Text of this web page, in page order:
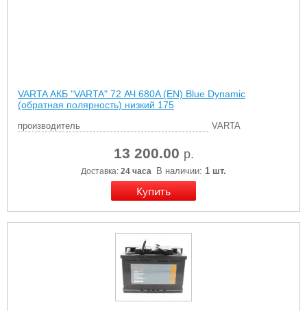
VARTA АКБ "VARTA" 72 АЧ 680A (EN) Blue Dynamic
(обратная полярность) низкий 175
производитель VARTA
13 200.00 р.
Доставка: 24 часа В наличии: 1 шт.